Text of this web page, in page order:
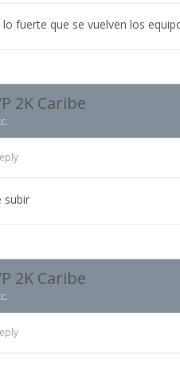
fuerte que se vuelven los
2K Caribe
subir
2K Caribe